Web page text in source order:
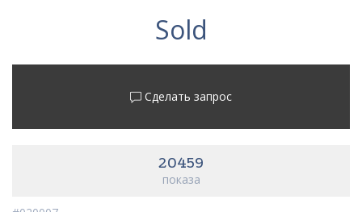
Sold
Сделать запрос
20459
показа